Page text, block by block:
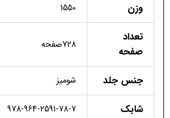
وزن
1550
تعداد
صفحه
728صفحه
جنس جلد شومیز
شابک 978-964-2591-78-7